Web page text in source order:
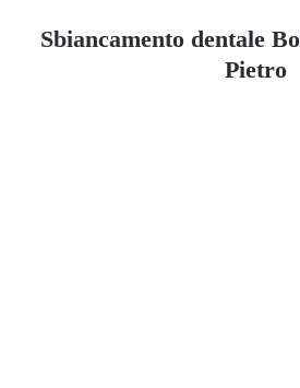
Sbiancamento dentale
Pietro